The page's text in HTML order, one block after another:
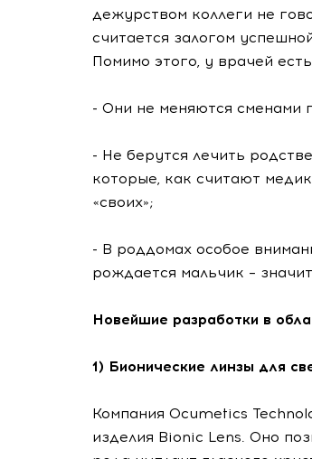
дежурством коллеги не
считается залогом
Помимо этого, у врачей
- Они не меняются сменами
- Не берутся лечить
которые, как считают
«своих»;
- В роддомах особое
рождается мальчик –
Новейшие разработки в
1) Бионические линзы для
Компания Ocumetics
изделия Bionic Lens. Оно